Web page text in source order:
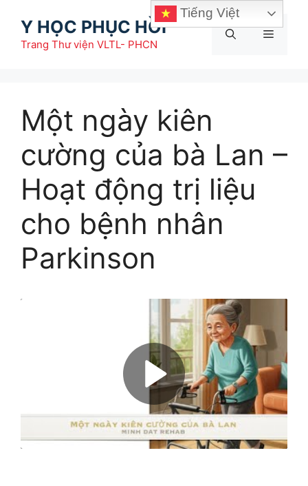
Y HỌC PHỤC HỒI
Trang Thư viện VLTL- PHCN
Menu
Một ngày kiên
cường của bà Lan –
Hoạt động trị liệu
cho bệnh nhân
Parkinson
Tiếng Việt